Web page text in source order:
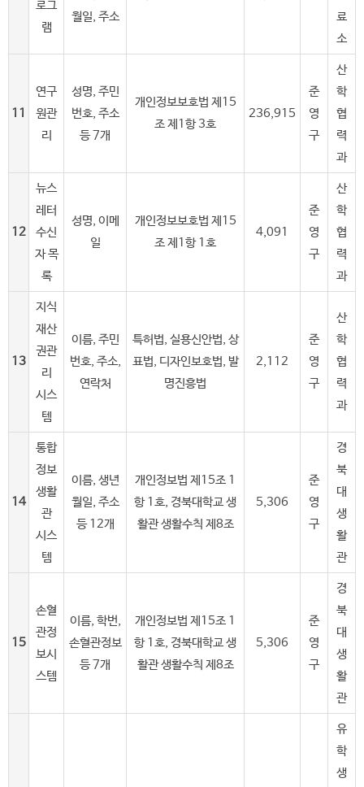
로그
램
월일, 주소
료
소
11
연구
원관
리
성명, 주민
번호, 주소
등 7개
개인정보보호법 제15
조 제1항 3호
236,915
준
영
구
산
학
협
력
과
12
뉴스
레터
수신
자 목
록
성명, 이메
일
개인정보보호법 제15
조 제1항 1호
4,091
준
영
구
산
학
협
력
과
13
지식
재산
권관
리
시스
템
이름, 주민
번호, 주소,
연락처
특허법, 실용신안법, 상
표법, 디자인보호법, 발
명진흥법
2,112
준
영
구
산
학
협
력
과
14
통합
정보
생활
관
시스
템
이름, 생년
월일, 주소
등 12개
개인정보법 제15조 1
항 1호, 경북대학교 생
활관 생활수칙 제8조
5,306
준
영
구
경
북
대
생
활
관
15
손혈
관정
보시
스템
이름, 학번,
손혈관정보
등 7개
개인정보법 제15조 1
항 1호, 경북대학교 생
활관 생활수칙 제8조
5,306
준
영
구
경
북
대
생
활
관
유
학
생